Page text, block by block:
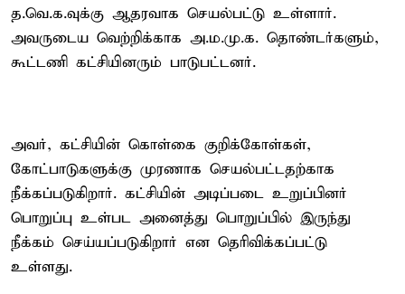
த.வெ.க.வுக்கு ஆதரவாக செயல்பட்டு உள்ளார்.
அவருடைய வெற்றிக்காக அ.ம.மு.க. தொண்டர்களும்,
கூட்டணி கட்சியினரும் பாடுபட்டனர்.
அவர், கட்சியின் கொள்கை குறிக்கோள்கள்,
கோட்பாடுகளுக்கு முரணாக செயல்பட்டதற்காக
நீக்கப்படுகிறார். கட்சியின் அடிப்படை உறுப்பினர்
பொறுப்பு உள்பட அனைத்து பொறுப்பில் இருந்து
நீக்கம் செய்யப்படுகிறார் என தெரிவிக்கப்பட்டு
உள்ளது.